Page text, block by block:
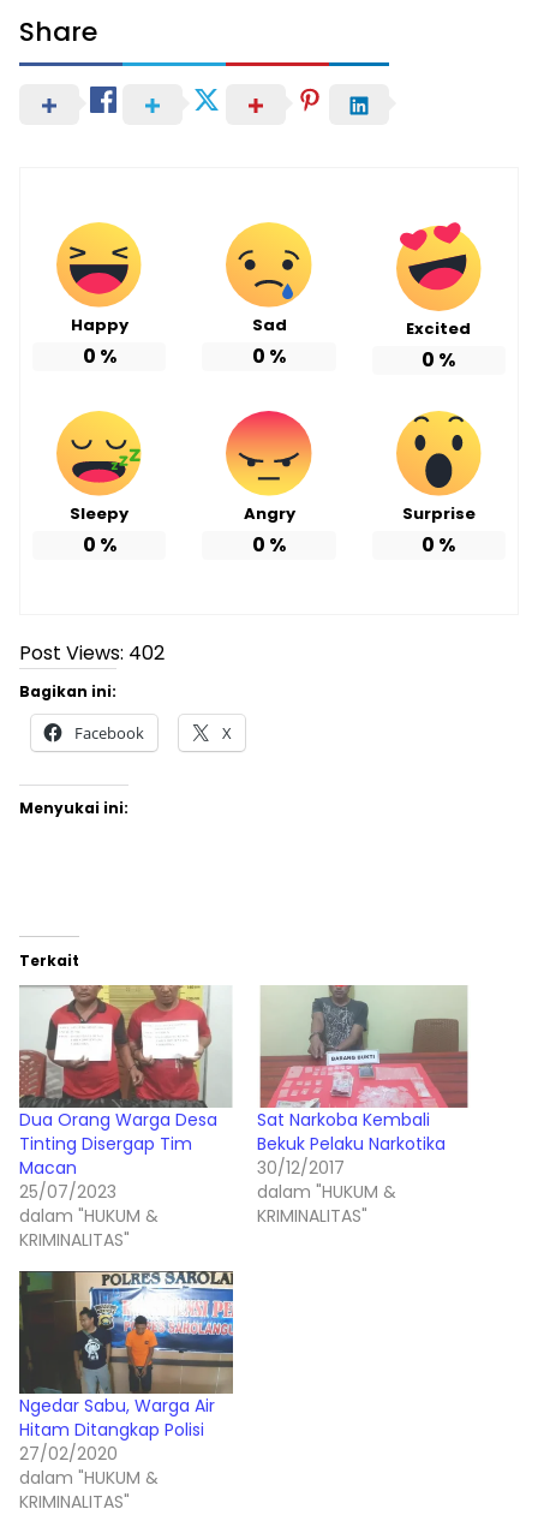
Share
Happy
0 %
Sad
0 %
Excited
0 %
Sleepy
0 %
Angry
0 %
Surprise
0 %
Post Views: 402
Bagikan ini:
Facebook X
Menyukai ini:
Terkait
Dua Orang Warga Desa
Tinting Disergap Tim
Macan
25/07/2023
dalam "HUKUM &
KRIMINALITAS"
Sat Narkoba Kembali
Bekuk Pelaku Narkotika
30/12/2017
dalam "HUKUM &
KRIMINALITAS"
Ngedar Sabu, Warga Air
Hitam Ditangkap Polisi
27/02/2020
dalam "HUKUM &
KRIMINALITAS"